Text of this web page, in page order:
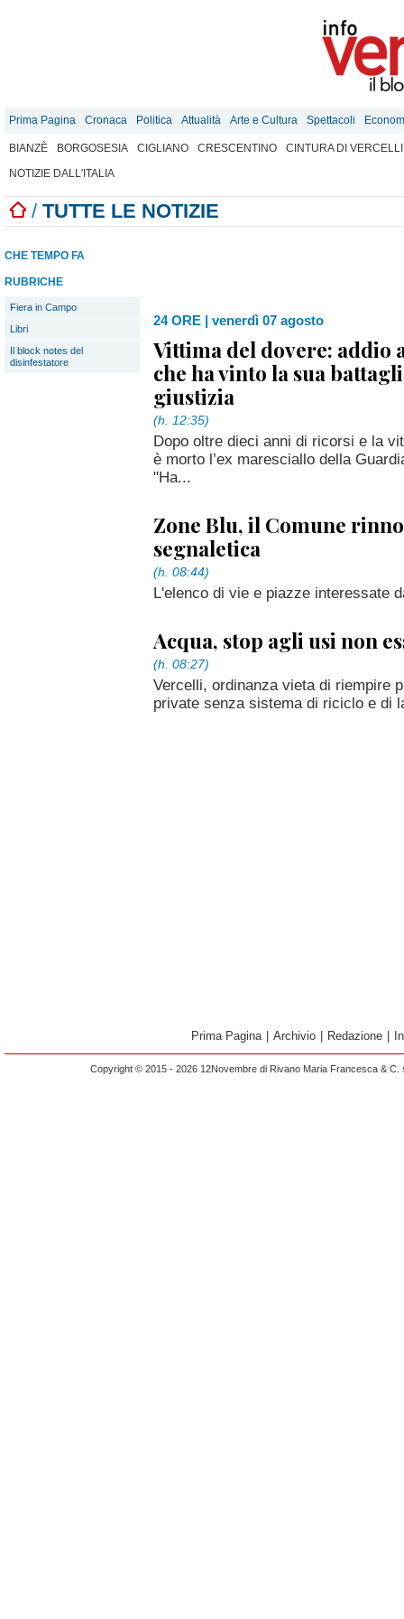
Prima Pagina Cronaca Politica Attualità Arte e Cultura Spettacoli
BIANZÈ BORGOSESIA CIGLIANO CRESCENTINO
CINTURA DI VERCELLI
NOTIZIE DALL'ITALIA
/ TUTTE LE NOTIZIE
CHE TEMPO FA
RUBRICHE
Fiera in Campo
Libri
Il block notes del
disinfestatore
24 ORE | venerdì 07 agosto
Vittima del dovere: addio
che ha vinto la sua
giustizia
(h. 12:35)
Dopo oltre dieci anni di ricorsi e la
è morto l’ex maresciallo della
"Ha...
Zone Blu, il Comune
segnaletica
(h. 08:44)
L'elenco di vie e piazze interessate
Acqua, stop agli usi non
(h. 08:27)
Vercelli, ordinanza vieta di riempire
private senza sistema di riciclo e di
Prima Pagina Archivio Redazione
Copyright © 2015 - 2026 12Novembre di Rivano Maria Francesca &